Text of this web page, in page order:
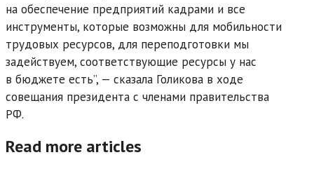
на обеспечение предприятий кадрами и все
инструменты, которые возможны для мобильности
трудовых ресурсов, для переподготовки мы
задействуем, соответствующие ресурсы у нас
в бюджете есть”, — сказала Голикова в ходе
совещания президента с членами правительства
РФ.
Read more articles